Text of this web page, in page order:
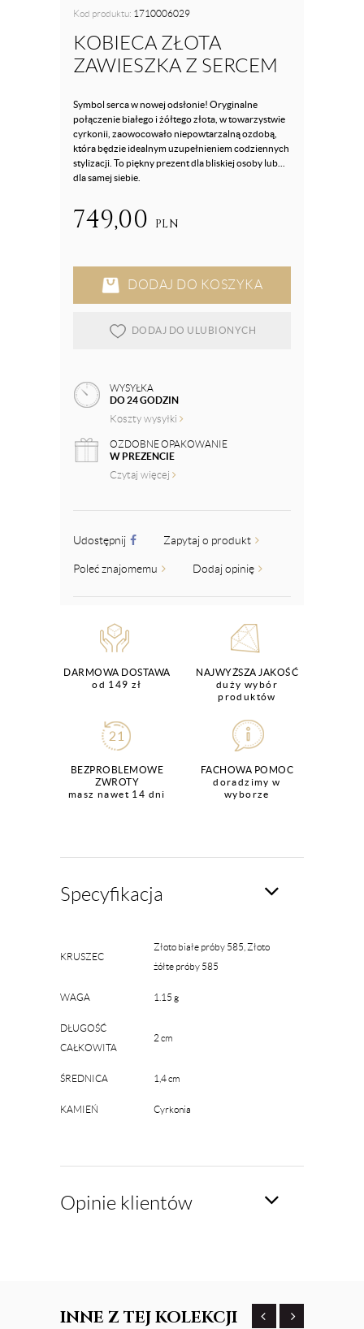
Kod produktu: 1710006029
KOBIECA ZŁOTA
ZAWIESZKA Z SERCEM
Symbol serca w nowej odsłonie! Oryginalne
połączenie białego i żółtego złota, w towarzystwie
cyrkonii, zaowocowało niepowtarzalną ozdobą,
która będzie idealnym uzupełnieniem codziennych
stylizacji. To piękny prezent dla bliskiej osoby lub...
dla samej siebie.
749,00 PLN
DODAJ DO KOSZYKA
DODAJ DO ULUBIONYCH
WYSYŁKA
DO 24 GODZIN
Koszty wysyłki
OZDOBNE OPAKOWANIE
W PREZENCIE
Czytaj więcej
Udostępnij Zapytaj o produkt
Poleć znajomemu Dodaj opinię
DARMOWA DOSTAWA
od 149 zł
NAJWYŻSZA JAKOŚĆ
duży wybór
produktów
BEZPROBLEMOWE
ZWROTY
masz nawet 14 dni
FACHOWA POMOC
doradzimy w
wyborze
Specyfikacja
KRUSZEC
Złoto białe próby 585, Złoto
żółte próby 585
WAGA 1.15 g
DŁUGOŚĆ
CAŁKOWITA
2 cm
ŚREDNICA 1,4 cm
KAMIEŃ Cyrkonia
Opinie klientów
INNE Z TEJ KOLEKCJI